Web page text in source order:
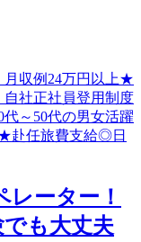
ーター！
も大丈夫